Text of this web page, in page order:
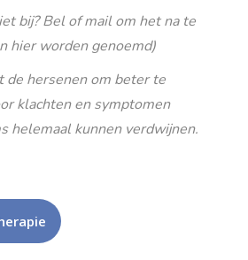
bij? Bel of mail om het na te
hier worden genoemd)
de hersenen om beter te
klachten en symptomen
helemaal kunnen verdwijnen.